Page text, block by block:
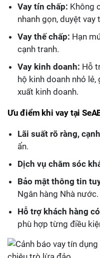
Vay tín chấp: Không
nhanh gọn, duyệt
Vay thế chấp: Hạn
cạnh tranh.
Vay kinh doanh: Hỗ
hộ kinh doanh nhỏ
xuất kinh doanh.
Ưu điểm khi vay tại
Lãi suất rõ ràng,
ẩn.
Dịch vụ chăm sóc
Bảo mật thông tin
Ngân hàng Nhà nước.
Hỗ trợ khách hàng
phù hợp từng điều